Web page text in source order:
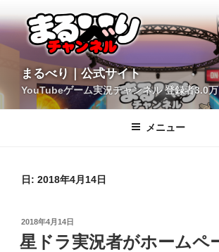
ン
テ
へ
ス
まるべり｜公式サイト
YouTubeゲーム実況チャンネル 登録者3.0万↑総
メニュー
日: 2018年4月14日
投
稿
日:
2018年4月14日
星ドラ実況者がホームペ